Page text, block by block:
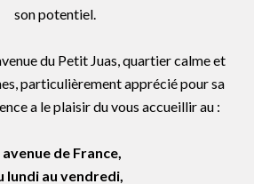
son potentiel.
du Petit Juas, quartier calme et
particulièrement apprécié pour sa
a le plaisir du vous accueillir au :
avenue de France,
lundi au vendredi,